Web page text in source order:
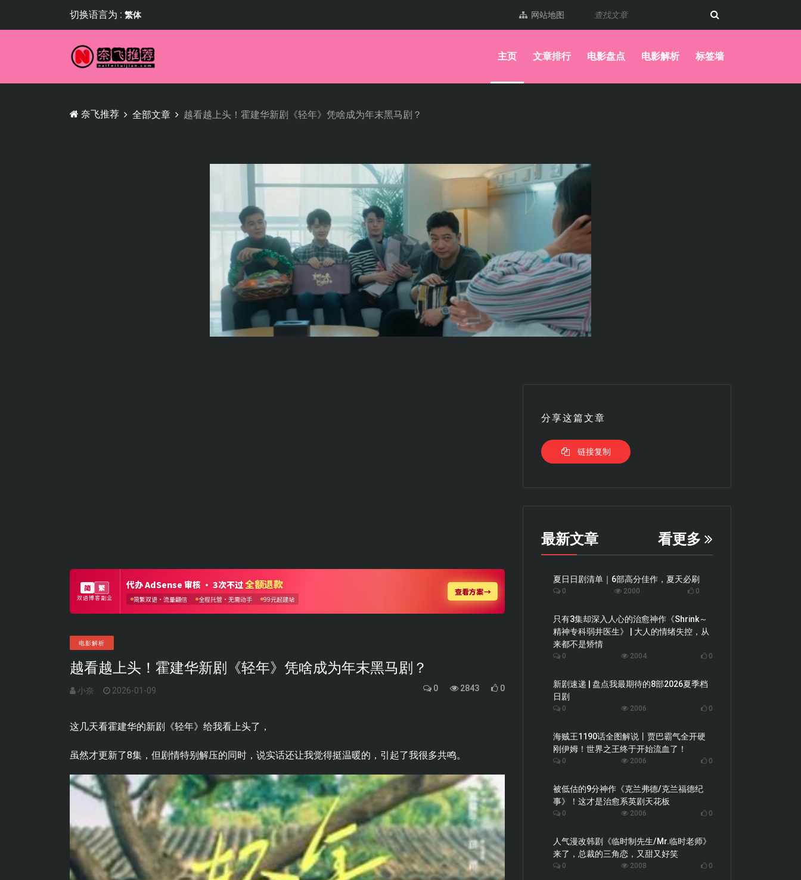
切换语言为 : 繁体 网站地图
主页 文章排行 电影盘点 电影解析 标签墙
奈飞推荐 全部文章 越看越上头！霍建华新剧《轻年》凭啥成为年末黑马剧？
电影解析
越看越上头！霍建华新剧《轻年》凭啥成为年末黑马剧？
小奈 2026-01-09 0 2843 0
这几天看霍建华的新剧《轻年》给我看上头了，
虽然才更新了8集，但剧情特别解压的同时，说实话还让我觉得挺温暖的，引起了我很多共鸣。
分享这篇文章
链接复制
最新文章 看更多
夏日日剧清单｜6部高分佳作，夏天必刷
0 2000 0
只有3集却深入人心的治愈神作《Shrink～
精神专科弱井医生》 | 大人的情绪失控，从
来都不是矫情
0 2004 0
新剧速递 | 盘点我最期待的8部2026夏季档
日剧
0 2006 0
海贼王1190话全图解说丨贾巴霸气全开硬
刚伊姆！世界之王终于开始流血了！
0 2006 0
被低估的9分神作《克兰弗德/克兰福德纪
事》！这才是治愈系英剧天花板
0 2006 0
人气漫改韩剧《临时制先生/Mr.临时老师》
来了，总裁的三角恋，又甜又好笑
0 2008 0